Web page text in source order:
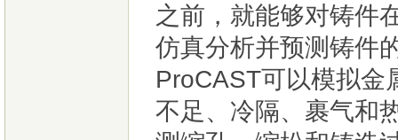
之前，就能够对铸件
仿真分析并预测铸件
ProCAST可以模拟金
不足、冷隔、裹气和